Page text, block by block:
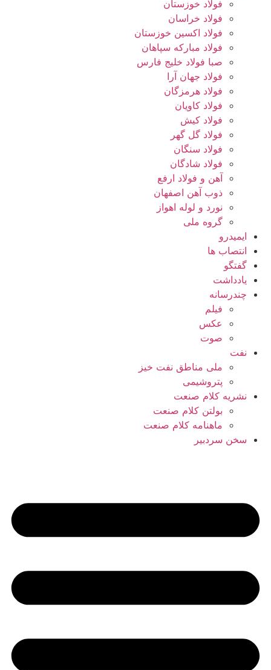
فولاد خوزستان
فولاد خراسان
فولاد اکسین خوزستان
فولاد مبارکه سپاهان
صبا فولاد خلیج فارس
فولاد جهان آرا
فولاد هرمزگان
فولاد کاویان
فولاد کیش
فولاد گل گهر
فولاد سنگان
فولاد شادگان
آهن و فولاد ارفع
ذوب آهن اصفهان
نورد و لوله اهواز
گروه ملی
ایمیدرو
انتصاب ها
گفتگو
یادداشت
چندرسانه
فیلم
عکس
صوت
نفت
ملی مناطق نفت خیز
پتروشیمی
نشریه کلام صنعت
بولتن کلام صنعت
ماهنامه کلام صنعت
سخن سردبیر